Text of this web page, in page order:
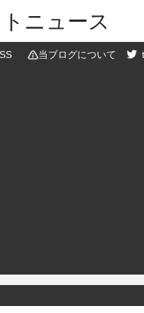
ニュース
当ブログについて